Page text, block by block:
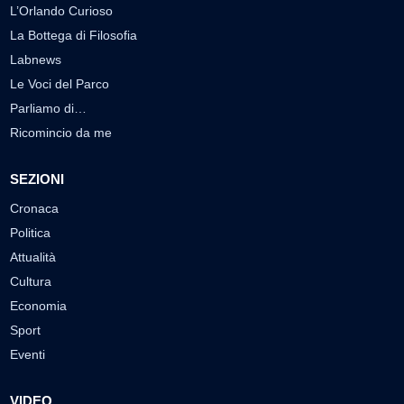
L’Orlando Curioso
La Bottega di Filosofia
Labnews
Le Voci del Parco
Parliamo di…
Ricomincio da me
SEZIONI
Cronaca
Politica
Attualità
Cultura
Economia
Sport
Eventi
VIDEO